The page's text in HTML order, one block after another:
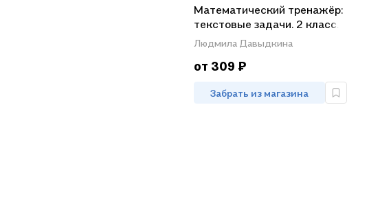
Математический тренажёр:
текстовые задачи. 2 класс.
ФГОС / 2-е изд., перераб.
Людмила Давыдкина
от 309 ₽
Забрать из магазина